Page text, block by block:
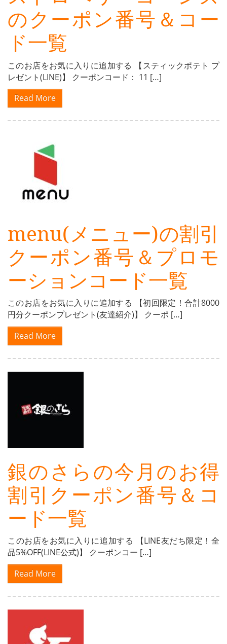
のクーポン番号＆コー
ド一覧
このお店をお気に入りに追加する 【スティックポテト プ
レゼント(LINE)】 クーポンコード： 11 […]
Read More
menu(メニュー)の割引
クーポン番号＆プロモ
ーションコード一覧
このお店をお気に入りに追加する 【初回限定！合計8000
円分クーポンプレゼント(友達紹介)】 クーポ […]
Read More
銀のさらの今月のお得
割引クーポン番号＆コ
ード一覧
このお店をお気に入りに追加する 【LINE友だち限定！全
品5%OFF(LINE公式)】 クーポンコー […]
Read More